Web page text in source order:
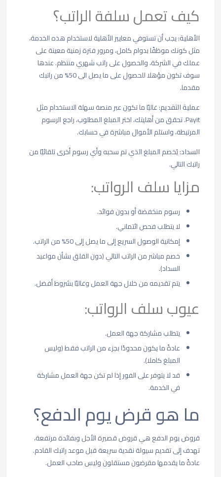
كيف تعمل سلفة الراتب؟
الأهلية:يجب أن تستوفي معايير الأهلية لاستخدام هذه الخدمة،
مثل كونك موظفًا بدوام كامل، ومرور فترة زمنية معينة على
عملك في الشركة، والحصول على راتب شهري منتظم. عندها
سوف تكون مؤهلا للحصول على ما يصل الى 50% من راتبك
مقدما.
عملية التقديم:غالبًا ما تكون عبر منصة سهلة الاستخدام مثل
Payit. تحقق من أهليتك، اختر المبلغ المطلوب، راجع الرسوم
المرتبطة، واستلم الأموال مباشرة في حسابك.
السداد:يُخصم المبلغ الذي تم سحبه وأي رسوم أخرى تلقائيًا من
راتبك التالي.
مزايا سلف الرواتب:
رسوم منخفضة أو بدون فوائد.
لا يتطلب فحص ائتماني.
إمكانية الوصول السريع إلى ما يصل إلى 50% من الراتب.
خصم مباشر من الراتب التالي (دون القلق بشأن مواعيد
السداد).
يتم تقديمه من خلال جهة العمل وغالبًا بشروط أفضل.
عيوب سلف الرواتب:
يتطلب مشاركة جهة العمل.
عادةً ما يكون محدودًا بجزء من الراتب فقط (وليس
المبلغ كاملا).
قد لا يتوفر على الفور إذا لم تكن جهة العمل مشاركة
في الخدمة.
ما هو قرض يوم الدفع؟
قروض يوم الدفع هي قروض قصيرة الأجل وبفائدة مرتفعة،
تهدف إلى تقديم سيولة نقدية سريعة قبل موعد راتبك القادم.
عادةً ما يقدمها مقرضون مستقلون وليس صاحب العمل.